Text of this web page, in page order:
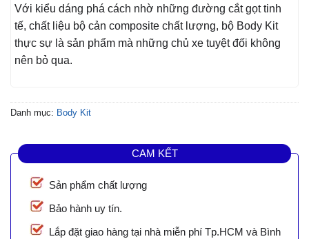
Với kiểu dáng phá cách nhờ những đường cắt gọt tinh
tế, chất liệu bộ cản composite chất lượng, bộ Body Kit
thực sự là sản phẩm mà những chủ xe tuyệt đối không
nên bỏ qua.
Danh mục: Body Kit
CAM KẾT
Sản phẩm chất lượng
Bảo hành uy tín.
Lắp đặt giao hàng tại nhà miễn phí Tp.HCM và Bình